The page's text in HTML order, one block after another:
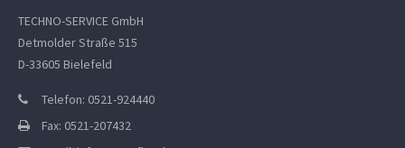
TECHNO-SERVICE GmbH
Detmolder Straße 515
D-33605 Bielefeld
Telefon: 0521-924440
Fax: 0521-207432